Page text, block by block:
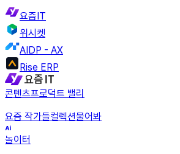
요즘IT
위시켓
AIDP - AX
Rise ERP
콘텐츠프로덕트 밸리
요즘 작가들컬렉션물어봐
놀이터